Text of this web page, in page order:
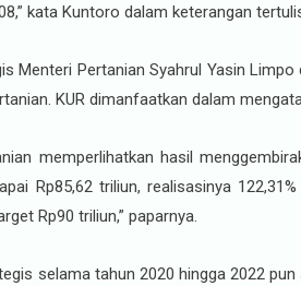
kata Kuntoro dalam keterangan
Menteri Pertanian Syahrul Yasin
KUR dimanfaatkan dalam
memperlihatkan hasil
Rp85,62 triliun, realisasinya
Rp90 triliun,” paparnya.
selama tahun 2020 hingga 2022